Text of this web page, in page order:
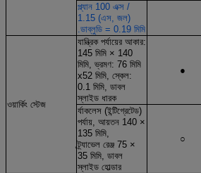
প্ল্যান 100 এক্স /
1.15 (এস, জল)
.ডাব্লুডি = 0.19 মিমি
ওয়ার্কিং স্টেজ
যান্ত্রিক পর্যায়ের আকার:
145 মিমি × 140
মিমি, ভ্রমণ: 76 মিমি
x52 মিমি, স্কেল:
0.1 মিমি, ডাবল
স্লাইড ধারক
●
র্যাকলেস (ইন্টিগ্রেটেড)
পর্যায়, আয়তন 140 ×
135 মিমি,
ট্র্যাভেল রেঞ্জ 75 ×
35 মিমি, ডাবল
স্লাইড হোল্ডার
○